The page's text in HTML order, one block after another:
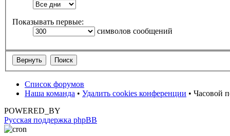
Показывать первые:
символов сообщений
Список форумов
Наша команда • Удалить cookies конференции • Часовой
POWERED_BY
Русская поддержка phpBB